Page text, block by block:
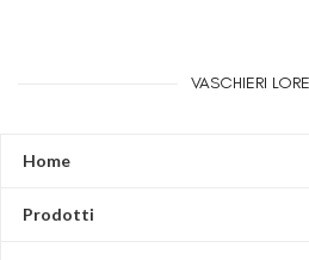
VASCHIERI
Home
Prodotti